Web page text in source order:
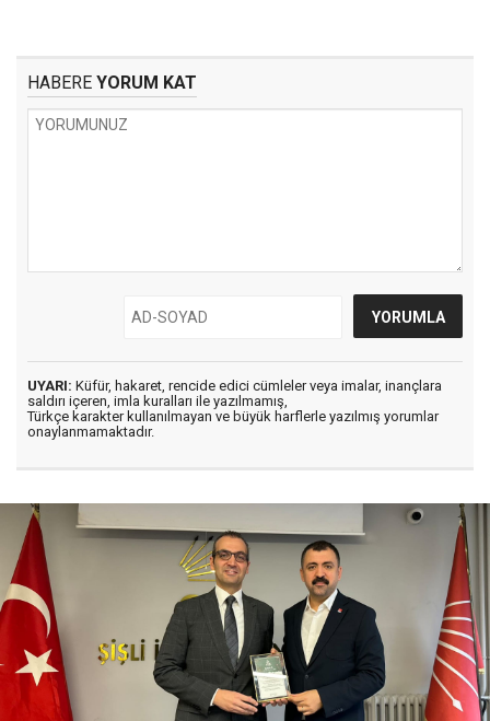
HABERE YORUM KAT
UYARI: Küfür, hakaret, rencide edici cümleler veya imalar, inançlara
saldırı içeren, imla kuralları ile yazılmamış,
Türkçe karakter kullanılmayan ve büyük harflerle yazılmış yorumlar
onaylanmamaktadır.